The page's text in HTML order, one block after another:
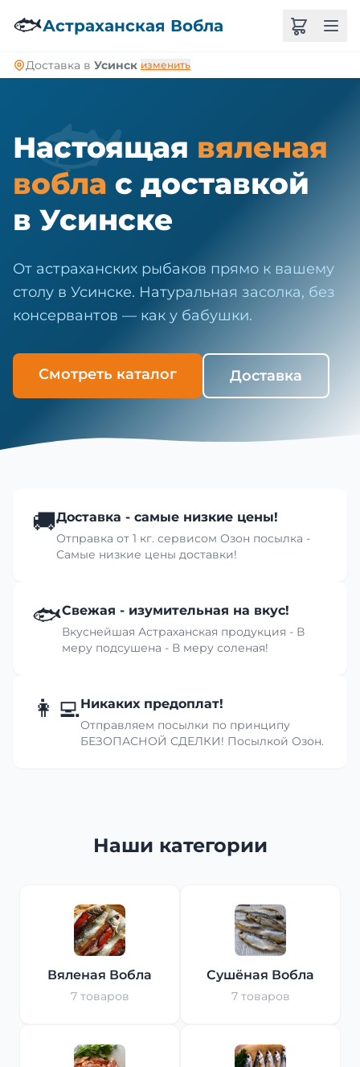
🐟Астраханская Вобла
Доставка в Усинск изменить
🐟
Настоящая вяленая
вобла с доставкой
в Усинске
От астраханских рыбаков прямо к вашему
столу в Усинске. Натуральная засолка, без
консервантов — как у бабушки.
Смотреть каталог Доставка
🚚Доставка - самые низкие цены!
Отправка от 1 кг. сервисом Озон посылка -
Самые низкие цены доставки!
🐟Свежая - изумительная на вкус!
Вкуснейшая Астраханская продукция - В
меру подсушена - В меру соленая!
👩‍💻Никаких предоплат!
Отправляем посылки по принципу
БЕЗОПАСНОЙ СДЕЛКИ! Посылкой Озон.
Наши категории
Вяленая Вобла
7 товаров
Сушёная Вобла
7 товаров